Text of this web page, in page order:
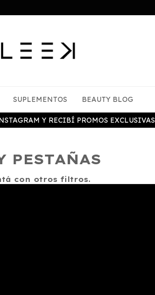
Y RECIBÍ PROMOS EXCLUSIVAS
SUPLEMENTOS BEAUTY BLOG
PESTAÑAS
con otros filtros.